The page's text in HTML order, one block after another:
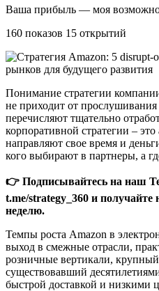
Ваша прибыль — моя
160 показов 15 открытий
Понимание стратегии
не приходит от прослушивания
перечисляют тщательно
корпоративной стратегии –
направляют свое время и
кого выбирают в партнеры, а
👉 Подписывайтесь на наш
t.me/strategy_360 и
неделю.
Темпы роста Amazon в
выход в смежные отрасли,
розничные вертикали,
существовавший
быстрой доставкой и низкими